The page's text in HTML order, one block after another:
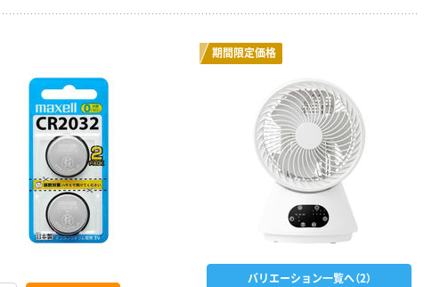
期間限定価格
バリエーション一覧へ（2）